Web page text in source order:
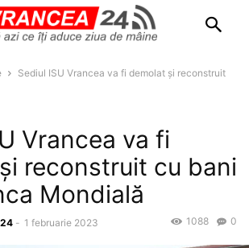
Sediul ISU Vrancea va fi demolat și reconstruit
Vrancea va fi
reconstruit cu bani
Mondială
- 1 februarie 2023 0
1088